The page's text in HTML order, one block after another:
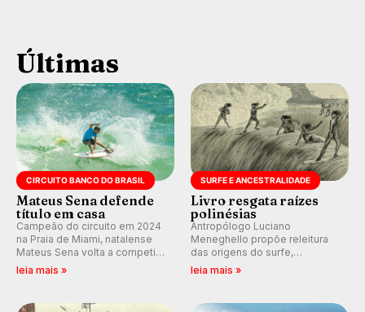
Últimas
CIRCUITO BANCO DO BRASIL
Mateus Sena defende
título em casa
Campeão do circuito em 2024
na Praia de Miami, natalense
Mateus Sena volta a competir
em casa em busca de manter a
leia mais »
SURFE E ANCESTRALIDADE
Livro resgata raízes
polinésias
Antropólogo Luciano
Meneghello propõe releitura
das origens do surfe,
resgatando a cultura polinésia
prática em esporte e indústria.
leia mais »